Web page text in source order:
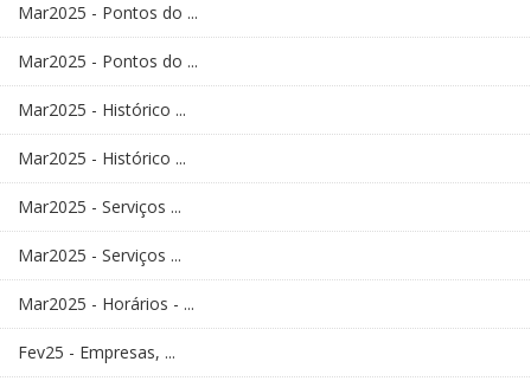
Mar2025 - Pontos do ...
Mar2025 - Pontos do ...
Mar2025 - Histórico ...
Mar2025 - Histórico ...
Mar2025 - Serviços ...
Mar2025 - Serviços ...
Mar2025 - Horários - ...
Fev25 - Empresas, ...